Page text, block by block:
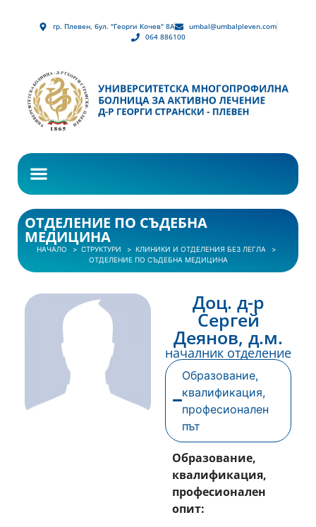
гр. Плевен, бул. "Георги Кочев" 8А
umbal@umbalpleven.com
064 886100
ОТДЕЛЕНИЕ ПО СЪДЕБНА
МЕДИЦИНА
НАЧАЛО СТРУКТУРИ
КЛИНИКИ И ОТДЕЛЕНИЯ БЕЗ ЛЕГЛА
ОТДЕЛЕНИЕ ПО СЪДЕБНА МЕДИЦИНА
Доц. д-р
Сергей
Деянов, д.м.
началник отделение
Образование,
квалификация,
професионален
път
Образование,
квалификация,
професионален
опит: